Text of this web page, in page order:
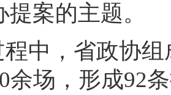
案的主题。
中，省政协
余场，形成92